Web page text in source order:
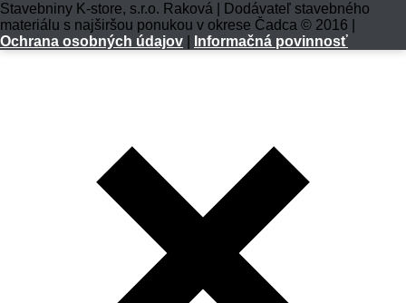
Stavebniny K-store, s.r.o. Raková | Dodávateľ stavebného
materiálu s najširšou ponukou v okrese Čadca © 2016 |
Ochrana osobných údajov
Informačná povinnosť